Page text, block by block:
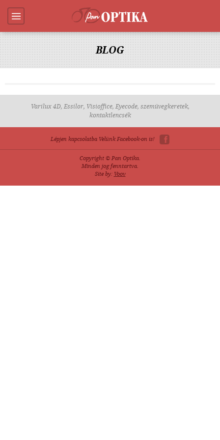
BLOG
Varilux 4D, Essilor, Visioffice, Eyecode, szemüvegkeretek,
kontaktlencsék
Lépjen kapcsolatba Velünk Facebook-on is!
Copyright © Pan Optika.
Minden jog fenntartva.
Site by: Voov